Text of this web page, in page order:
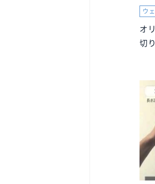
ウ
オ
切